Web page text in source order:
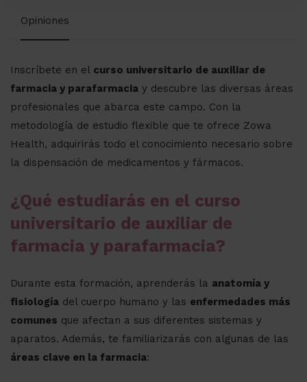
Opiniones
Inscríbete en el curso universitario de auxiliar de
farmacia y parafarmacia y descubre las diversas áreas
profesionales que abarca este campo. Con la
metodología de estudio flexible que te ofrece Zowa
Health, adquirirás todo el conocimiento necesario sobre
la dispensación de medicamentos y fármacos.
¿Qué estudiarás en el curso
universitario de auxiliar de
farmacia y parafarmacia?
Durante esta formación, aprenderás la anatomía y
fisiología del cuerpo humano y las enfermedades más
comunes que afectan a sus diferentes sistemas y
aparatos. Además, te familiarizarás con algunas de las
áreas clave en la farmacia: